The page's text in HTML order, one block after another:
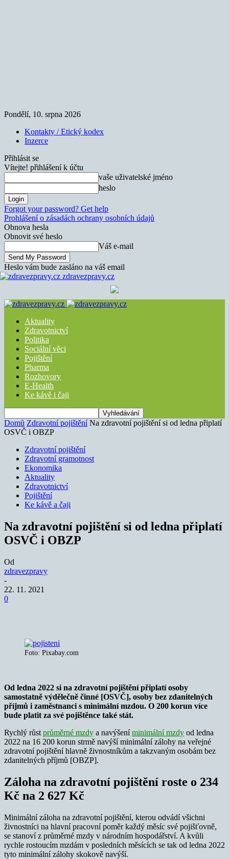
Pondělí, 10. srpna 2026
Kontakty / Etický kodex
Inzerce
Přihlásit se
Vítejte! přihlášení k účtu
vaše uživatelské jméno
heslo
Forgot your password? Get help
Prohlášení o zásadách ochrany osobních údajů
Obnova hesla
Obnovit své heslo
Váš e-mail
Heslo vám bude zasláno na váš email
zdravezpravy.cz
Aktuality
Zdravotnictví
Politika
Sociální věci
Pojištění
Pharma
Rozhovory
E-Health
Ke kávě i čaji
Domů Zdravotní pojištění Na zdravotní pojištění si od ledna připlatí
OSVČ i OBZP
Zdravotní pojištění
Zdravotní gramotnost
Ekonomika
Aktuality
Zdravotnictví
Pojištění
Ke kávě a čaji
Na zdravotní pojištění si od ledna připlatí
OSVČ i OBZP
Od
zdravezpravy
-
22. 11. 2021
0
Foto: Pixabay.com
Od ledna 2022 si na zdravotní pojištění připlatí osoby
samostatně výdělečně činné [OSVČ], osoby bez zdanitelných
příjmů i zaměstnanci s minimální mzdou. O 200 korun více
bude platit za své pojištěnce také stát.
Rychlý růst průměrné mzdy a navýšeníminimální mzdy od ledna
2022 na 16 200 korun strmě navýší minimální zálohy na veřejné
zdravotní pojištění hlavně živnostníkům a takzvaným osobám bez
zdanitelných příjmů [OBZP].
Záloha na zdravotní pojištění roste o 234
Kč na 2 627 Kč
Minimální záloha na zdravotní pojištění, kterou odvádí všichni
živnostníci na hlavní pracovní poměr každý měsíc své pojišťovně,
se stanoví z průměrné mzdy v národním hospodářství. A kvůli
rychle rostoucím mzdám v posledních měsících se tak od ledna 2022
tyto minimální zálohy skokově navýší.